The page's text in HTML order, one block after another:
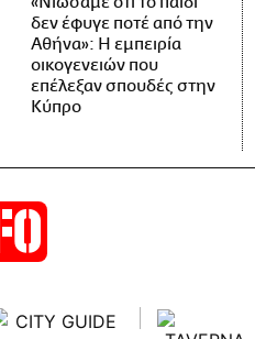
δεν έφυγε ποτέ από την
Αθήνα»: Η εμπειρία
οικογενειών που
επέλεξαν σπουδές στην
Κύπρο